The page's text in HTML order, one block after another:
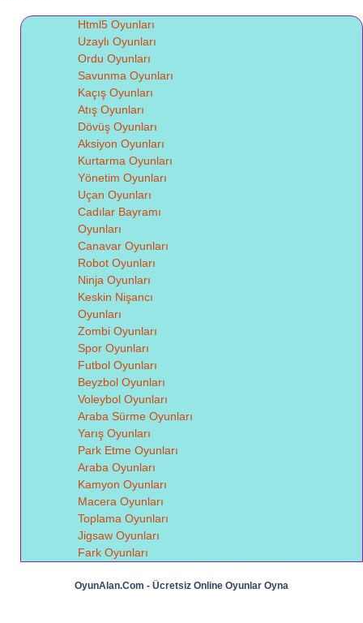
Html5 Oyunları
Uzaylı Oyunları
Ordu Oyunları
Savunma Oyunları
Kaçış Oyunları
Atış Oyunları
Dövüş Oyunları
Aksiyon Oyunları
Kurtarma Oyunları
Yönetim Oyunları
Uçan Oyunları
Cadılar Bayramı
Oyunları
Canavar Oyunları
Robot Oyunları
Ninja Oyunları
Keskin Nişancı
Oyunları
Zombi Oyunları
Spor Oyunları
Futbol Oyunları
Beyzbol Oyunları
Voleybol Oyunları
Araba Sürme Oyunları
Yarış Oyunları
Park Etme Oyunları
Araba Oyunları
Kamyon Oyunları
Macera Oyunları
Toplama Oyunları
Jigsaw Oyunları
Fark Oyunları
OyunAlan.Com - Ücretsiz Online Oyunlar Oyna